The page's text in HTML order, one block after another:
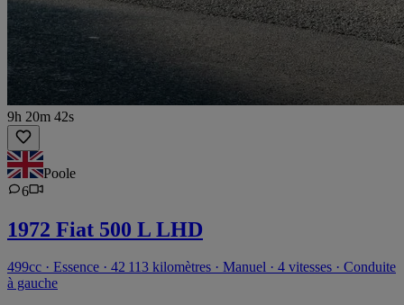
9h 20m 42s
Poole
6
1972 Fiat 500 L LHD
499cc · Essence · 42 113 kilomètres · Manuel · 4 vitesses · Conduite
à gauche